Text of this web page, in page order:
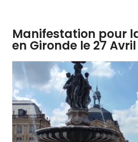
Manifestation pour
en Gironde le 27